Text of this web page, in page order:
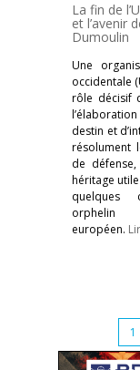
La fin de
et l’avenir
Dumoulin
Une
occidentale
rôle décisif
destin et
résolument
de
héritage utile
quelques
orphelin
européen.
1